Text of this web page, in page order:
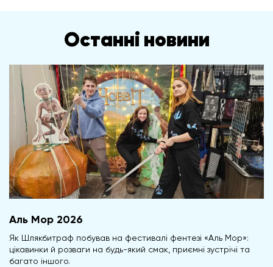
Останні новини
Аль Мор 2026
Як Шлякбитраф побував на фестивалі фентезі «Аль Мор»:
цікавинки й розваги на будь-який смак, приємні зустрічі та
багато іншого.